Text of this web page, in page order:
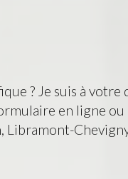
? Je suis à
en ligne
Libramont-